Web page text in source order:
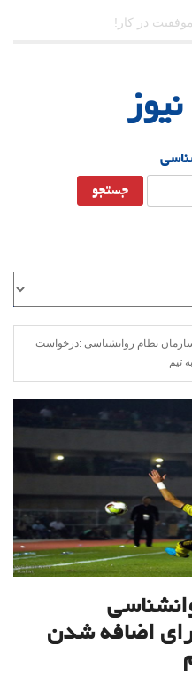
ولی شکست می‌خوریم؟
نظام روانشناسی :درخواست
تیم
اضافه شدن